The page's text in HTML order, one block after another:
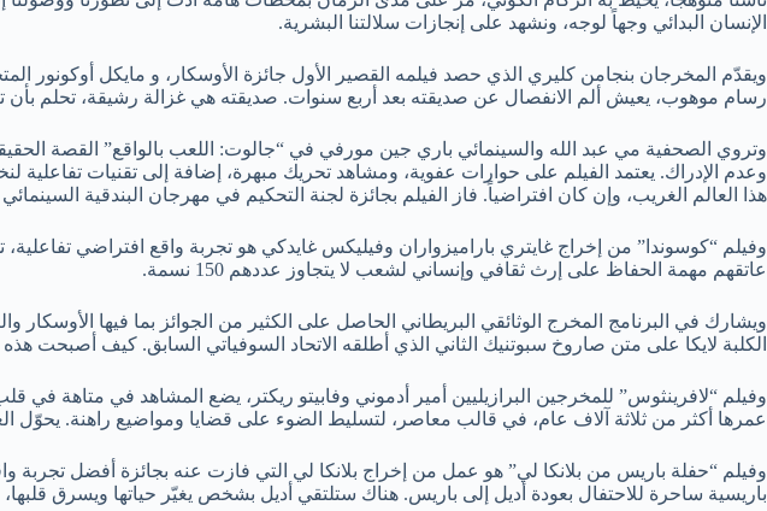
الإنسان البدائي وجهاً لوجه، ونشهد على إنجازات سلالتنا البشرية.
ويقدّم المخرجان بنجامن كليري الذي حصد فيلمه القصير الأول جائزة الأوسكار، و مايكل
رسام موهوب، يعيش ألم الانفصال عن صديقته بعد أربع سنوات. صديقته هي غزالة رشيقة، تحلم بأن
وتروي الصحفية مي عبد الله والسينمائي باري جين مورفي في “جالوت: اللعب بالواقع” القصة
وعدم الإدراك. يعتمد الفيلم على حوارات عفوية، ومشاهد تحريك مبهرة، إضافة إلى تقنيات
هذا العالم الغريب، وإن كان افتراضياً. فاز الفيلم بجائزة لجنة التحكيم في مهرجان البندقية السينمائي
وفيلم “كوسوندا” من إخراج غايتري باراميزواران وفيليكس غايدكي هو تجربة واقع افتراضي
عاتقهم مهمة الحفاظ على إرث ثقافي وإنساني لشعب لا يتجاوز عددهم 150 نسمة.
ويشارك في البرنامج المخرج الوثائقي البريطاني الحاصل على الكثير من الجوائز بما فيها
الكلبة لايكا على متن صاروخ سبوتنيك الثاني الذي أطلقه الاتحاد السوفياتي السابق. كيف أصبحت
وفيلم “لافرينثوس” للمخرجين البرازيليين أمير أدموني وفابيتو ريكتر، يضع المشاهد في
عمرها أكثر من ثلاثة آلاف عام، في قالب معاصر، لتسليط الضوء على قضايا ومواضيع راهنة. يحوّل
وفيلم “حفلة باريس من بلانكا لي” هو عمل من إخراج بلانكا لي التي فازت عنه بجائزة أفضل تجربة
باريسية ساحرة للاحتفال بعودة أديل إلى باريس. هناك ستلتقي أديل بشخص يغيّر حياتها ويسرق